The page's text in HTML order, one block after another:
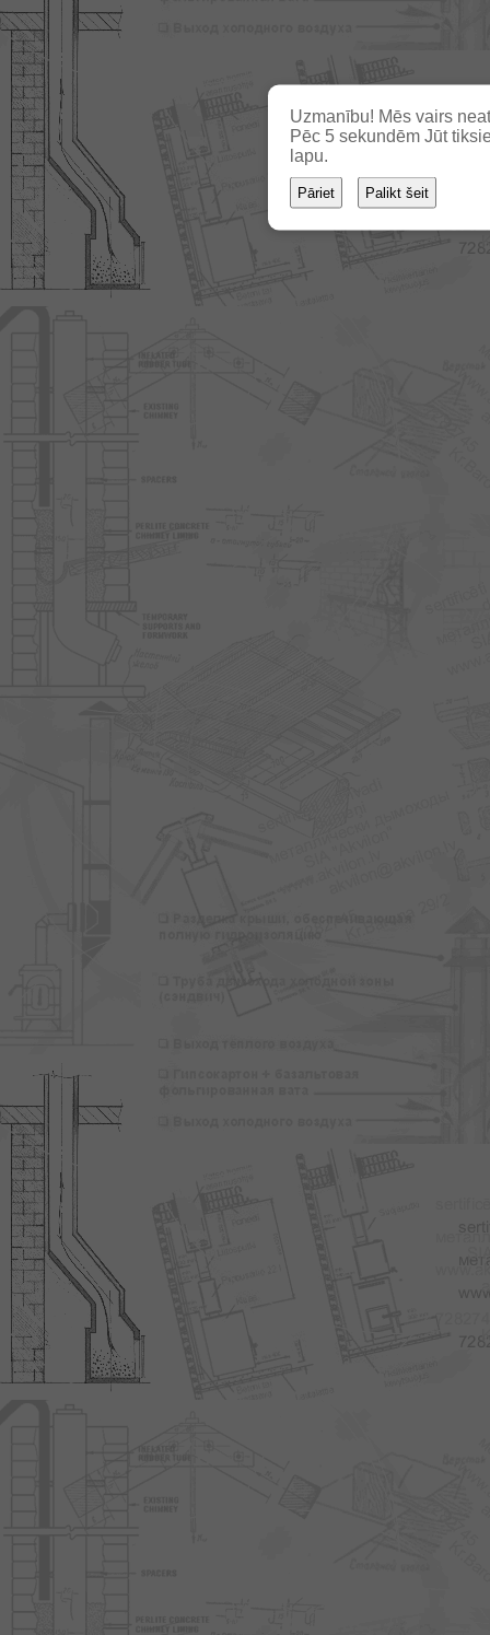
Uzmanību! Mēs vairs
Pēc 3 sekundēm Jūt
lapu.
Pāriet Palikt šeit